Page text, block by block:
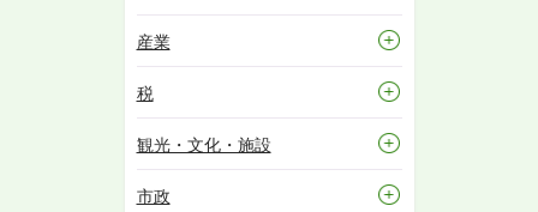
産業
税
観光・文化・施設
市政